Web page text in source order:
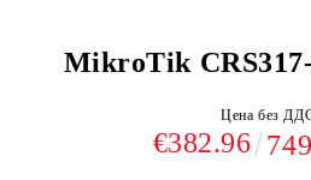
MikroTik
Цена без
€382.96